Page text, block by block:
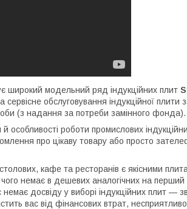
широкий модельний ряд індукційних плит
обслуговування індукційної
(з надання за потреби замінного
особливості роботи промислових
про цікаву товару або просто
кафе та ресторанів є якісними
немає в дешевих аналогічних на
досвіду у виборі індукційних плит —
вас від фінансових втрат,